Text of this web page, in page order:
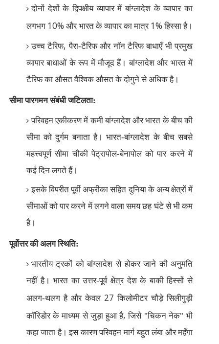
दोनों देशों के द्विपक्षीय व्यापार में बांग्लादेश के व्यापार का
लगभग 10% और भारत के व्यापार का मात्र 1% हिस्सा है।
उच्च टैरिफ,पैरा-टैरिफ और नॉन टैरिफ बाधाएँ भी प्रमुख
व्यापार बाधाओं के रूप में मौजूद हैं। बांग्लादेश और भारत में
टैरिफ का औसत वैश्विक औसत के दोगुने से अधिक है।
सीमा पारगमन संबंधी जटिलता:
परिवहन एकीकरण में कमी बांग्लादेश और भारत के बीच की
सीमा को दुर्गम बनाता है। भारत-बांग्लादेश के बीच सबसे
महत्त्वपूर्ण सीमा चौकी पेट्रापोल-बेनापोल को पार करने में
कई दिन लगते हैं।
इसके विपरीत पूर्वी अफ्रीका सहित दुनिया के अन्य क्षेत्रों में
सीमाओं को पार करने में लगने वाला समय छह घंटे से भी कम
है।
पूर्वोत्तर की अलग स्थिति:
भारतीय ट्रकों को बांग्लादेश से होकर जाने की अनुमति
नहीं है। भारत का उत्तर-पूर्व क्षेत्र देश के बाकी हिस्सों से
अलग-थलग है और केवल 27 किलोमीटर चौड़े सिलीगुड़ी
कॉरिडोर के माध्यम से जुड़ा हुआ है,जिसे "चिकन नेक" भी
कहा जाता है। इस कारण परिवहन मार्ग बहुत लंबा और महँगा